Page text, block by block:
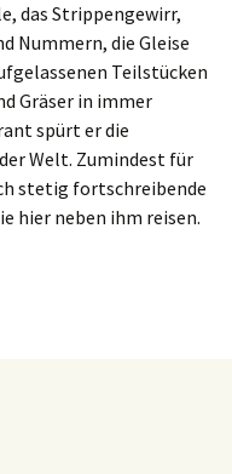
das Strippengewirr,
Nummern, die Gleise
Teilstücken
Gräser in immer
spürt er die
Welt. Zumindest für
stetig fortschreibende
hier neben ihm reisen.